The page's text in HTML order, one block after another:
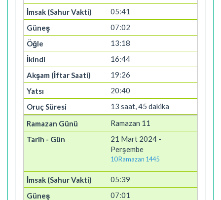
05:41
07:02
13:18
16:44
19:26
20:40
13 saat, 45 dakika
Ramazan 11
21 Mart 2024 -
Perşembe
10 Ramazan 1445
05:39
07:01